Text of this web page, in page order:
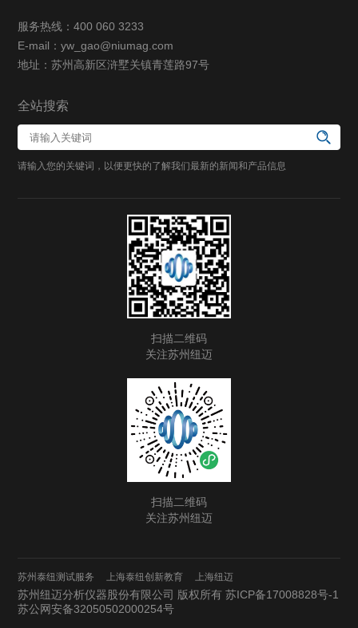
服务热线：400 060 3233
E-mail：yw_gao@niumag.com
地址：苏州高新区浒墅关镇青莲路97号
全站搜索
请输入您的关键词，以便更快的了解我们最新的新闻和产品信息
扫描二维码
关注苏州纽迈
扫描二维码
关注苏州纽迈
苏州泰纽测试服务 上海泰纽创新教育 上海纽迈
苏州纽迈分析仪器股份有限公司 版权所有苏ICP备17008828号-1
苏公网安备32050502000254号